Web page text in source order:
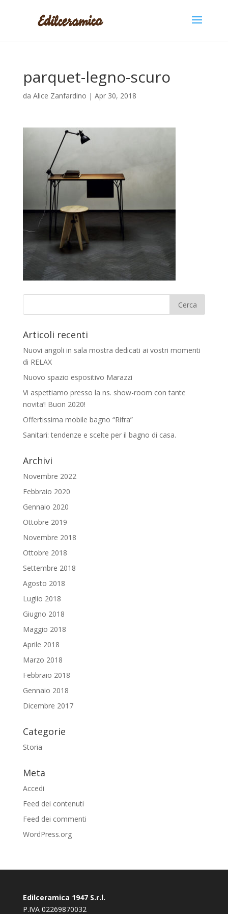
parquet-legno-scuro
da Alice Zanfardino | Apr 30, 2018
Articoli recenti
Nuovi angoli in sala mostra dedicati ai vostri momenti
di RELAX
Nuovo spazio espositivo Marazzi
Vi aspettiamo presso la ns. show-room con tante
novita’! Buon 2020!
Offertissima mobile bagno “Rifra”
Sanitari: tendenze e scelte per il bagno di casa.
Archivi
Novembre 2022
Febbraio 2020
Gennaio 2020
Ottobre 2019
Novembre 2018
Ottobre 2018
Settembre 2018
Agosto 2018
Luglio 2018
Giugno 2018
Maggio 2018
Aprile 2018
Marzo 2018
Febbraio 2018
Gennaio 2018
Dicembre 2017
Categorie
Storia
Meta
Accedi
Feed dei contenuti
Feed dei commenti
WordPress.org
Edilceramica 1947 S.r.l.
P.IVA 02269870032